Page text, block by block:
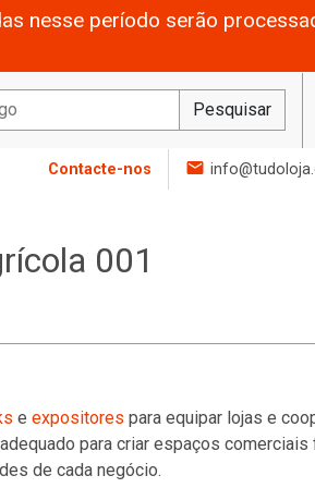
nesse período serão
Pesquisar
Contacte-nos mail
001
e expositores para equipar lojas e
para criar espaços
de cada negócio.